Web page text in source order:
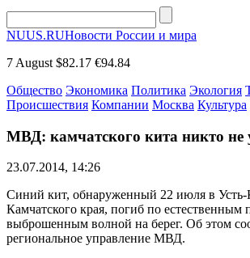
NUUS.RUНовости России и мира
7 August $82.17 €94.84
Общество Экономика Политика Экология
Происшествия Компании Москва Культура
МВД: камчатского кита никто не
23.07.2014, 14:26
Синий кит, обнаруженный 22 июля в Усть-
Камчатского края, погиб по естественным
выброшенным волной на берег. Об этом
региональное управление МВД.